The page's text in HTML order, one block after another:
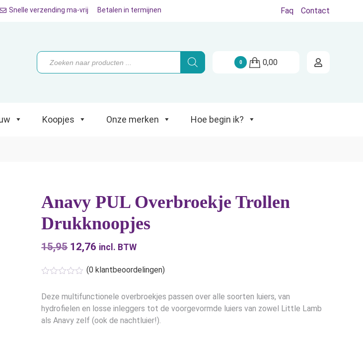
Koopjes Onze merken Hoe begin ik?
Snelle verzending ma-vrij Betalen in termijnen Faq Contact
Producten
zoeken
0 0,00
Koopjes Onze merken Hoe begin ik?
Anavy PUL Overbroekje Trollen
Drukknoopjes
15,95 Oorspronkelijke
was:
€15,95.
12,76 Huidige
€12,76.
incl. BTW
(0klantbeoordelingen)
Deze multifunctionele overbroekjes passen over alle soorten luiers, van
hydrofielen en losse inleggers tot de voorgevormde luiers van zowel Little Lamb
als Anavy zelf (ook de nachtluier!).